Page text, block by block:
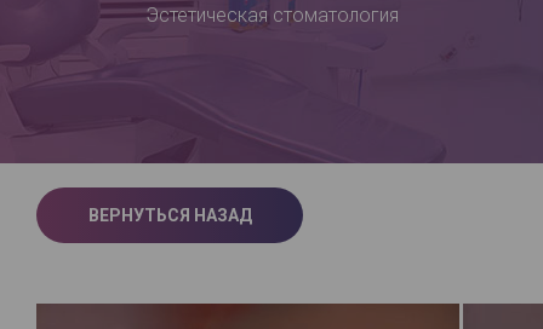
Эстетическая стоматология
ВЕРНУТЬСЯ НАЗАД